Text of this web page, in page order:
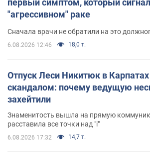
"агрессивном" раке
Сначала врачи не обратили на это
6.08.2026 12:46 18,0 т.
Отпуск Леси Никитюк в Карпатах
скандалом: почему ведущую
захейтили
Знаменитость вышла на прямую
расставила все точки над "i"
6.08.2026 17:32 14,7 т.